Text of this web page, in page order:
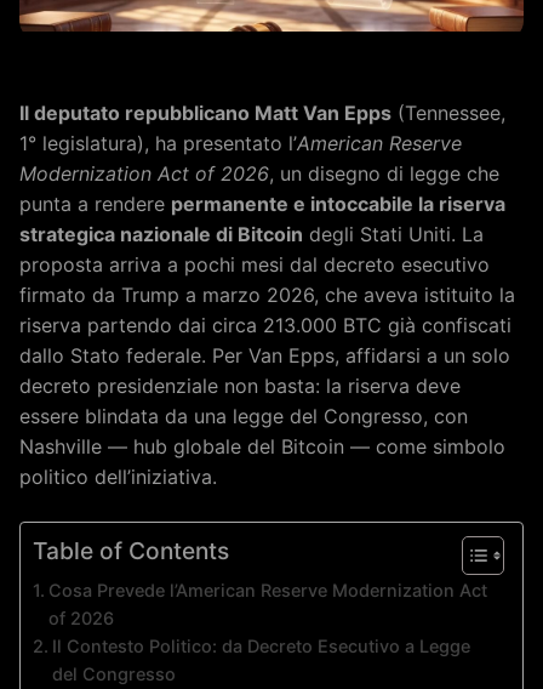
Il deputato repubblicano Matt Van Epps (Tennessee,
1° legislatura), ha presentato l’American Reserve
Modernization Act of 2026, un disegno di legge che
punta a rendere permanente e intoccabile la riserva
strategica nazionale di Bitcoin degli Stati Uniti. La
proposta arriva a pochi mesi dal decreto esecutivo
firmato da Trump a marzo 2026, che aveva istituito la
riserva partendo dai circa 213.000 BTC già confiscati
dallo Stato federale. Per Van Epps, affidarsi a un solo
decreto presidenziale non basta: la riserva deve
essere blindata da una legge del Congresso, con
Nashville — hub globale del Bitcoin — come simbolo
politico dell’iniziativa.
Table of Contents
Cosa Prevede l’American Reserve Modernization Act
of 2026
Il Contesto Politico: da Decreto Esecutivo a Legge
del Congresso